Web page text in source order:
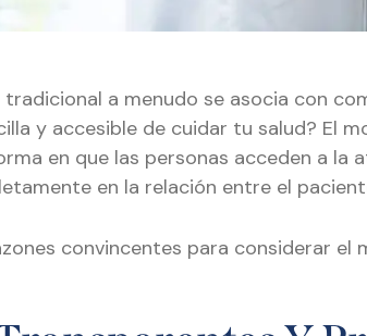
a menudo se asocia con
y accesible de cuidar tu salud? El
en que las personas acceden a
en la relación entre el
convincentes para considerar el